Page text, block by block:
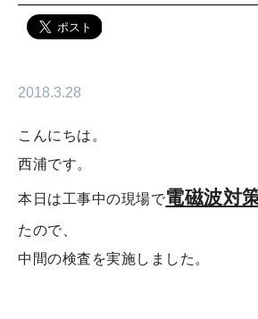
2018.3.28
こんにちは。
西浦です。
本日は工事中の現場で電磁波対
たので、
中間の検査を実施しました。